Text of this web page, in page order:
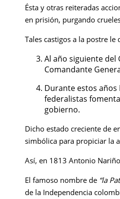
Ésta y otras reiteradas
en prisión, purgando
Tales castigos a la postre
Al año siguiente
Comandante
Durante estos
federalistas
gobierno.
Dicho estado creciente de
simbólica para propiciar la
Así, en 1813 Antonio
El famoso nombre de “la
de la Independencia